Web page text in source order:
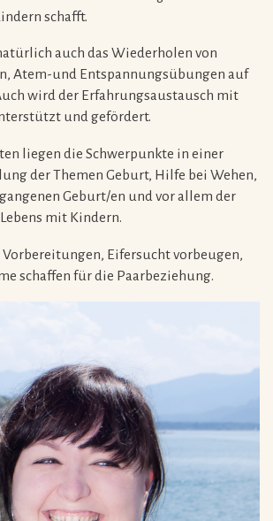
schafft.
auch das Wiederholen von
Atem-und Entspannungsübungen auf
wird der Erfahrungsaustausch mit
und gefördert.
liegen die Schwerpunkte in einer
der Themen Geburt, Hilfe bei Wehen,
Geburt/en und vor allem der
mit Kindern.
Vorbereitungen, Eifersucht vorbeugen,
schaffen für die Paarbeziehung.